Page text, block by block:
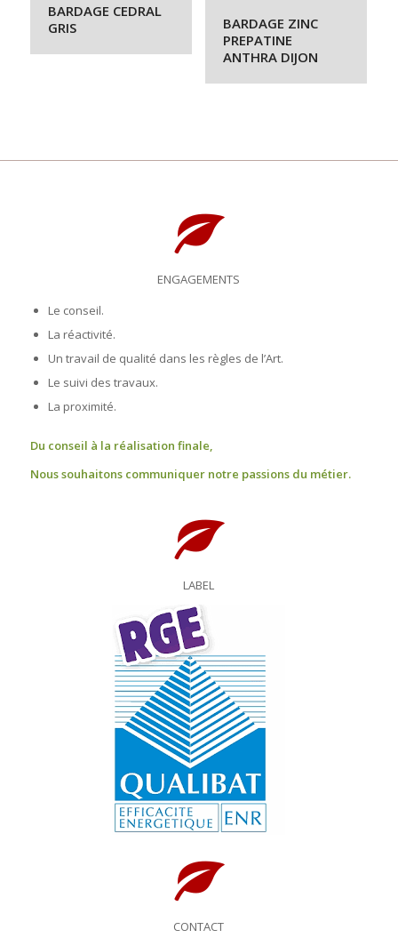
BARDAGE ZINC
PREPATINE
ANTHRA DIJON
BARDAGE CEDRAL
GRIS
ENGAGEMENTS
Le conseil.
La réactivité.
Un travail de qualité dans les règles de l’Art.
Le suivi des travaux.
La proximité.
Du conseil à la réalisation finale,
Nous souhaitons communiquer notre passions du métier.
LABEL
CONTACT